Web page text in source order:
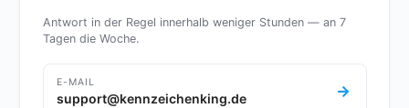
Antwort in der Regel innerhalb weniger Stunden — an 7
Tagen die Woche.
E-MAIL
support@kennzeichenking.de